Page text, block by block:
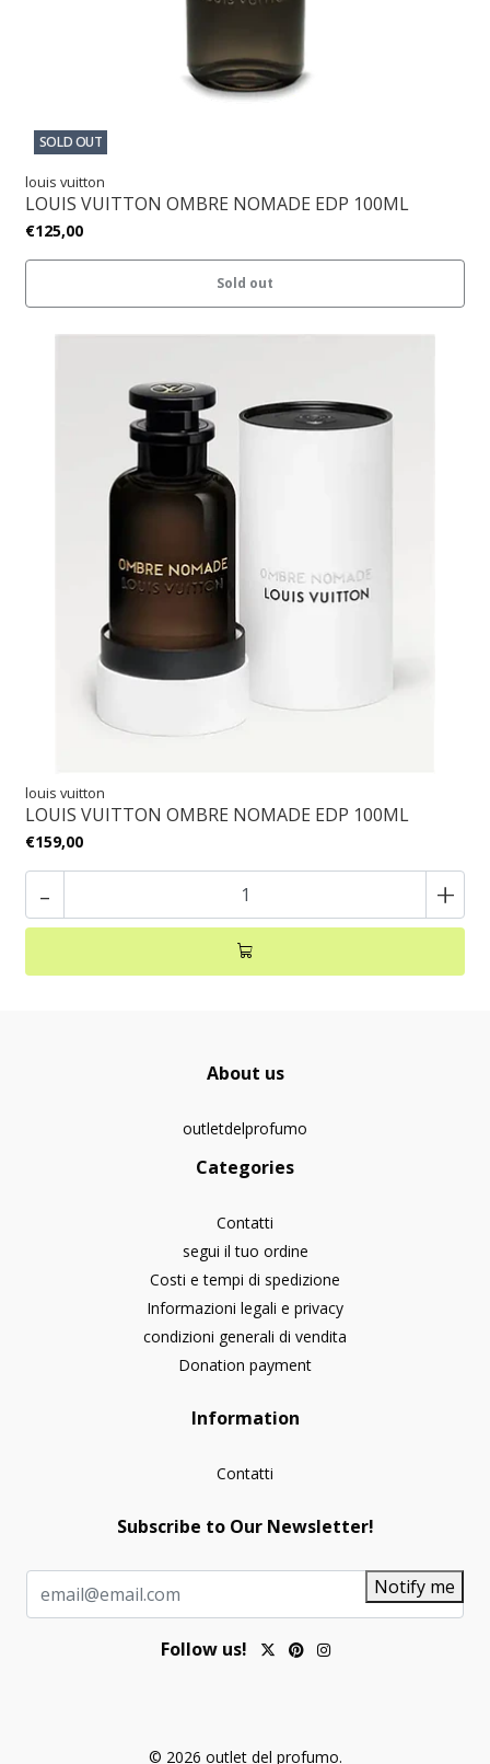
SOLD OUT
louis vuitton
LOUIS VUITTON OMBRE NOMADE EDP 100ML
€125,00
Sold out
louis vuitton
LOUIS VUITTON OMBRE NOMADE EDP 100ML
€159,00
- +
About us
outletdelprofumo
Categories
Contatti
segui il tuo ordine
Costi e tempi di spedizione
Informazioni legali e privacy
condizioni generali di vendita
Donation payment
Information
Contatti
Subscribe to Our Newsletter!
Notify me
Follow us!
© 2026 outlet del profumo.